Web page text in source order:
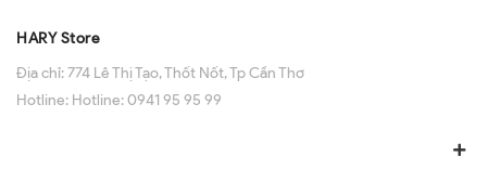
HARY Store
Địa chỉ:774 Lê Thị Tạo, Thốt Nốt, Tp Cần Thơ
Hotline: Hotline: 0941 95 95 99